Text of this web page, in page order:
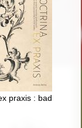
prasy
praxis : badania